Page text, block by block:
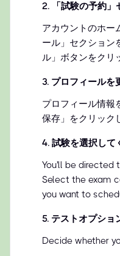
2.
「試験の予約
アカウントのホー
ール」セクション
ル」ボタンをクリ
3. プロフィールを
プロフィール情報
保存」をクリック
4. 試験を選択して
You'll be directed
Select the exam
you want to
5. テストオプショ
Decide whether